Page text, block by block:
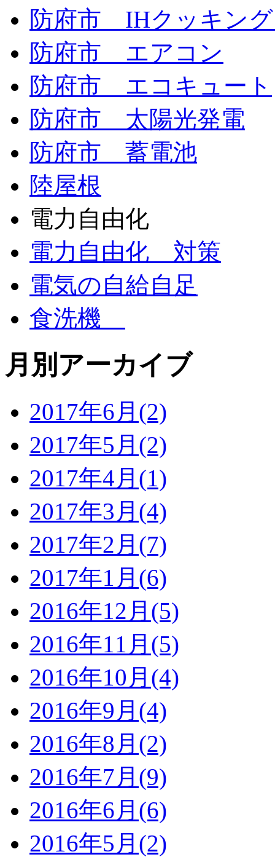
防府市 IHクッキン
防府市 エアコン
防府市 エコキュート
防府市 太陽光発電
防府市 蓄電池
陸屋根
電力自由化
電力自由化 対策
電気の自給自足
食洗機
月別アーカイブ
2017年6月(2)
2017年5月(2)
2017年4月(1)
2017年3月(4)
2017年2月(7)
2017年1月(6)
2016年12月(5)
2016年11月(5)
2016年10月(4)
2016年9月(4)
2016年8月(2)
2016年7月(9)
2016年6月(6)
2016年5月(2)